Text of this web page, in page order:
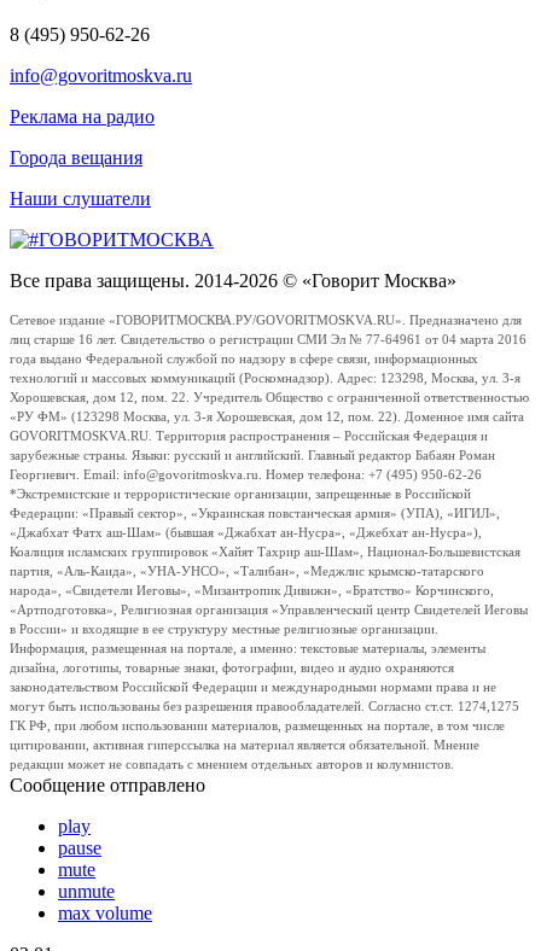
8 (495) 950-62-26
info@govoritmoskva.ru
Реклама на радио
Города вещания
Наши слушатели
Все права защищены. 2014-2026 © «Говорит Москва»
Сетевое издание «ГОВОРИТМОСКВА.РУ/GOVORITMOSKVA.RU». Предназначено для
лиц старше 16 лет. Свидетельство о регистрации СМИ Эл № 77-64961 от 04 марта 2016
года выдано Федеральной службой по надзору в сфере связи, информационных
технологий и массовых коммуникаций (Роскомнадзор). Адрес: 123298, Москва, ул. 3-я
Хорошевская, дом 12, пом. 22. Учредитель Общество с ограниченной ответственностью
«РУ ФМ» (123298 Москва, ул. 3-я Хорошевская, дом 12, пом. 22). Доменное имя сайта
GOVORITMOSKVA.RU. Территория распространения – Российская Федерация и
зарубежные страны. Языки: русский и английский. Главный редактор Бабаян Роман
Георгиевич. Email: info@govoritmoskva.ru. Номер телефона: +7 (495) 950-62-26
*Экстремистские и террористические организации, запрещенные в Российской
Федерации: «Правый сектор», «Украинская повстанческая армия» (УПА), «ИГИЛ»,
«Джабхат Фатх аш-Шам» (бывшая «Джабхат ан-Нусра», «Джебхат ан-Нусра»),
Коалиция исламских группировок «Хайят Тахрир аш-Шам», Национал-Большевистская
партия, «Аль-Каида», «УНА-УНСО», «Талибан», «Меджлис крымско-татарского
народа», «Свидетели Иеговы», «Мизантропик Дивижн», «Братство» Корчинского,
«Артподготовка», Религиозная организация «Управленческий центр Свидетелей Иеговы
в России» и входящие в ее структуру местные религиозные организации.
Информация, размещенная на портале, а именно: текстовые материалы, элементы
дизайна, логотипы, товарные знаки, фотографии, видео и аудио охраняются
законодательством Российской Федерации и международными нормами права и не
могут быть использованы без разрешения правообладателей. Согласно ст.ст. 1274,1275
ГК РФ, при любом использовании материалов, размещенных на портале, в том числе
цитировании, активная гиперссылка на материал является обязательной. Мнение
редакции может не совпадать с мнением отдельных авторов и колумнистов.
Сообщение отправлено
play
pause
mute
unmute
max volume